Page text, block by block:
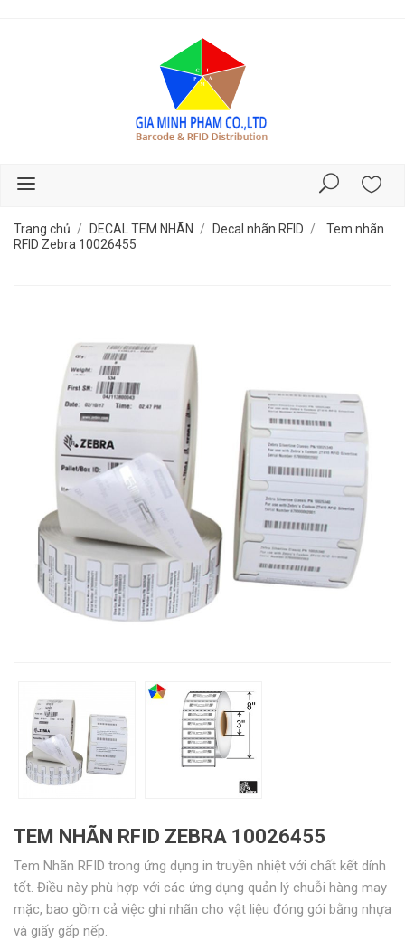
Trang chủ DECAL TEM NHÃN Decal nhãn RFID
Tem nhãn
RFID Zebra 10026455
TEM NHÃN RFID ZEBRA 10026455
Tem Nhãn RFID trong ứng dụng in truyền nhiệt với chất kết dính
tốt. Điều này phù hợp với các ứng dụng quản lý chuỗi hàng may
mặc, bao gồm cả việc ghi nhãn cho vật liệu đóng gói bằng nhựa
và giấy gấp nếp.